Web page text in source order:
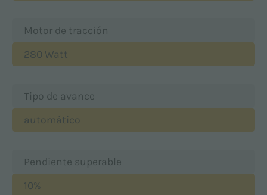
Motor de tracción
280 Watt
Tipo de avance
automático
Pendiente superable
10%